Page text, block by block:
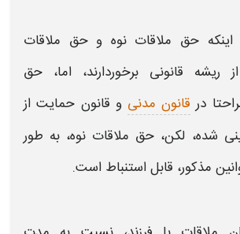
حق ملاقات نوه و حق ملاقات
ریشه قانونی برخوردارند، اما، حق
در قانون مدنی و قانون حمایت از
شده، لکن، حق ملاقات نوه، به طور
مذکور، قابل استنباط است.